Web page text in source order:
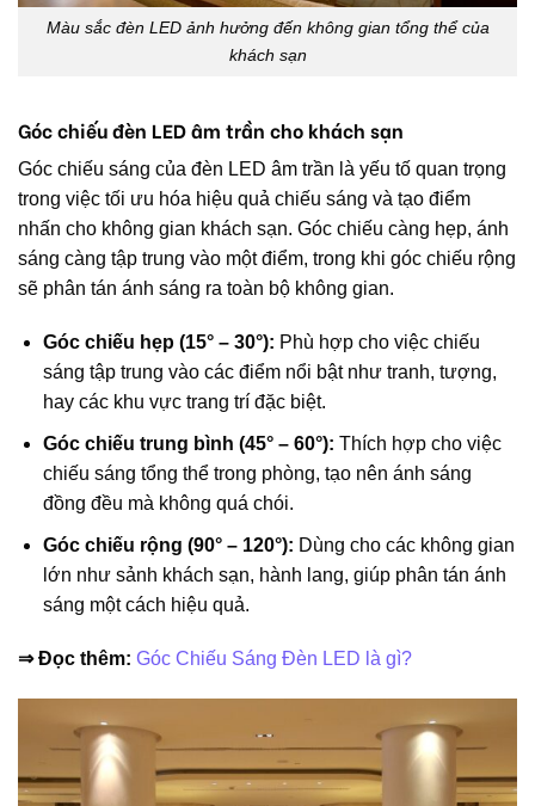
Màu sắc đèn LED ảnh hưởng đến không gian tổng thể của
khách sạn
Góc chiếu đèn LED âm trần cho khách sạn
Góc chiếu sáng của đèn LED âm trần là yếu tố quan trọng
trong việc tối ưu hóa hiệu quả chiếu sáng và tạo điểm
nhấn cho không gian khách sạn. Góc chiếu càng hẹp, ánh
sáng càng tập trung vào một điểm, trong khi góc chiếu rộng
sẽ phân tán ánh sáng ra toàn bộ không gian.
Góc chiếu hẹp (15° – 30°): Phù hợp cho việc chiếu
sáng tập trung vào các điểm nổi bật như tranh, tượng,
hay các khu vực trang trí đặc biệt.
Góc chiếu trung bình (45° – 60°): Thích hợp cho việc
chiếu sáng tổng thể trong phòng, tạo nên ánh sáng
đồng đều mà không quá chói.
Góc chiếu rộng (90° – 120°): Dùng cho các không gian
lớn như sảnh khách sạn, hành lang, giúp phân tán ánh
sáng một cách hiệu quả.
⇒ Đọc thêm: Góc Chiếu Sáng Đèn LED là gì?